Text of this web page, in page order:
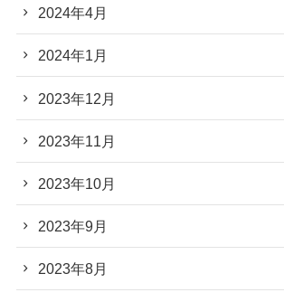
2024年4月
2024年1月
2023年12月
2023年11月
2023年10月
2023年9月
2023年8月